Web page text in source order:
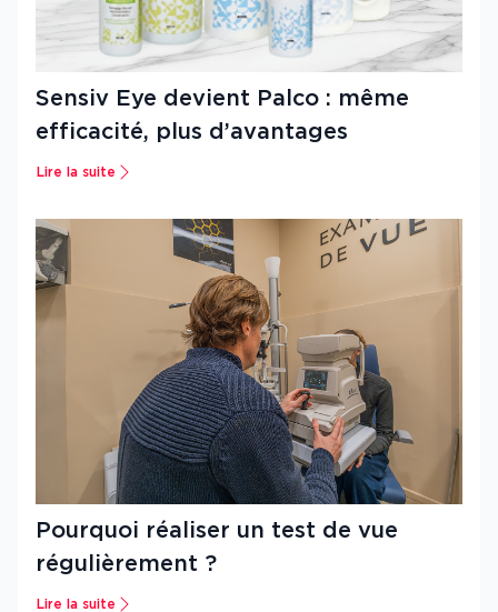
Sensiv Eye devient Palco : même
efficacité, plus d’avantages
Lire la suite
Pourquoi réaliser un test de vue
régulièrement ?
Lire la suite